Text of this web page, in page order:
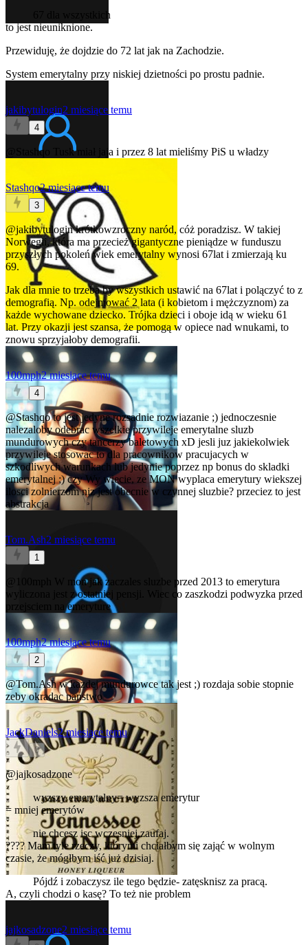
67 dla wszystkich
to jest nieuniknione.
Przewiduję, że dojdzie do 72 lat jak na Zachodzie.
System emerytalny przy niskiej dzietności po prostu padnie.
jakibytulogin2 miesiące temu
4
@Stashqo Tusk miał jaja i przez 8 lat mieliśmy PiS u władzy
Stashqo2 miesiące temu
3
@jakibytuloginkrótkowzroczny naród, cóż poradzisz. W takiej
Norwegii, która ma przecież gigantyczne pieniądze w funduszu
przyszłych pokoleń wiek emerytalny wynosi 67lat i zmierzają ku
69.
Jak dla mnie to trzeba by wszystkich ustawić na 67lat i polączyć to z
demografią. Np. odejmować 2 lata (i kobietom i mężczyznom) za
każde wychowane dziecko. Trójka dzieci i oboje idą w wieku 61
lat. Przy okazji jest szansa, że pomogą w opiece nad wnukami, to
znowu sprzyjałoby demografii.
100mph2 miesiące temu
4
@Stashqoto jest jedyne rozsadnie rozwiazanie ;) jednoczesnie
nalezaloby odebrac wszelkie przywileje emerytalne sluzb
mundurowych czy tancerzy baletowych xD jesli juz jakiekolwiek
przywileje stosowac to dla pracownikow pracujacych w
szkodliwych warunkach lub jedynie poprzez np bonus do skladki
emerytalnej ;) czy Wy wiecie, ze MON wyplaca emerytury wiekszej
ilosci zolnierzom niz jest obecnie w czynnej sluzbie? przeciez to jest
abstrakcja
Tom.Ash2 miesiące temu
1
@100mph
W mon jak zaczales sluzbe przed 2013 to emerytura
wyliczona jest z ostatniej pensji. Wiec co zaszkodzi podwyzka przed
przejsciem na emeryture
100mph2 miesiące temu
2
@Tom.Ashw kazdej mundurowce tak jest ;) rozdaja sobie stopnie
zeby okradac panstwo
JackDaniels2 miesiące temu
0
@jajkosadzone
wyzszy emerytalny= wyzsza emerytur
= mniej emerytów
nie chcesz isc wczesniej,zaufaj.
???? Mam tyle rzeczy, którymi chciałbym się zająć w wolnym
czasie, że mógłbym iść już dzisiaj.
Pójdź i zobaczysz ile tego będzie- zatęsknisz za pracą.
A, czyli chodzi o kasę? To też nie problem
jajkosadzone2 miesiące temu